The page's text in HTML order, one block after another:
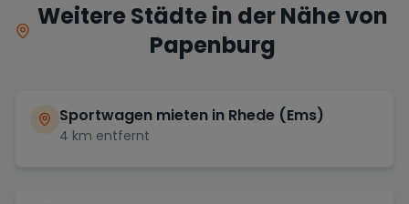
Weitere Städte in der Nähe von
Papenburg
Sportwagen mieten in Rhede (Ems)
4 km entfernt